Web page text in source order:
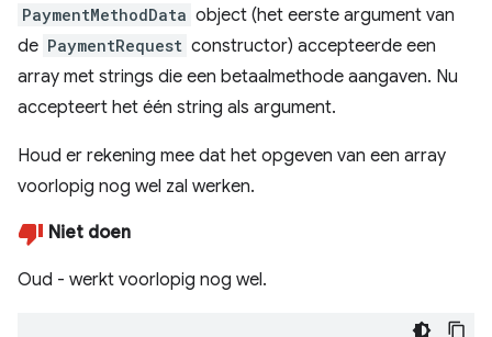
PaymentMethodData object (het eerste argument van
de PaymentRequest constructor) accepteerde een
array met strings die een betaalmethode aangaven. Nu
accepteert het één string als argument.
Houd er rekening mee dat het opgeven van een array
voorlopig nog wel zal werken.
Niet doen
Oud - werkt voorlopig nog wel.